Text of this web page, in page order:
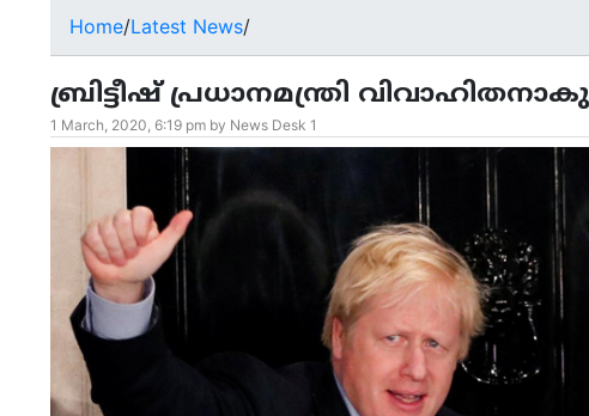
Home/Latest News/
ബ്രിട്ടീഷ്​ പ്രധാനമന്ത്രി
1 March, 2020, 6:19 pm by News Desk 1